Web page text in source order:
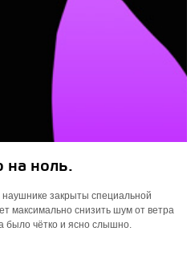
на ноль.
закрыты специальной
максимально снизить шум от ветра
было чётко и ясно слышно.